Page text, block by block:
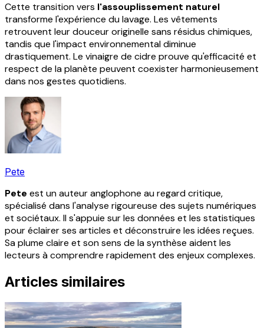
Cette transition vers l'assouplissement naturel
transforme l'expérience du lavage. Les vêtements
retrouvent leur douceur originelle sans résidus chimiques,
tandis que l'impact environnemental diminue
drastiquement. Le vinaigre de cidre prouve qu'efficacité et
respect de la planète peuvent coexister harmonieusement
dans nos gestes quotidiens.
Pete
Pete est un auteur anglophone au regard critique,
spécialisé dans l'analyse rigoureuse des sujets numériques
et sociétaux. Il s'appuie sur les données et les statistiques
pour éclairer ses articles et déconstruire les idées reçues.
Sa plume claire et son sens de la synthèse aident les
lecteurs à comprendre rapidement des enjeux complexes.
Articles similaires